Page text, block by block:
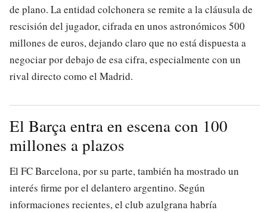
de plano. La entidad colchonera se remite a la cláusula de
rescisión del jugador, cifrada en unos astronómicos 500
millones de euros, dejando claro que no está dispuesta a
negociar por debajo de esa cifra, especialmente con un
rival directo como el Madrid.
El Barça entra en escena con 100
millones a plazos
El FC Barcelona, por su parte, también ha mostrado un
interés firme por el delantero argentino. Según
informaciones recientes, el club azulgrana habría